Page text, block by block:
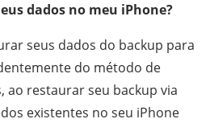
dados no meu iPhone?
seus dados do backup para
do método de
ao restaurar seu backup via
existentes no seu iPhone